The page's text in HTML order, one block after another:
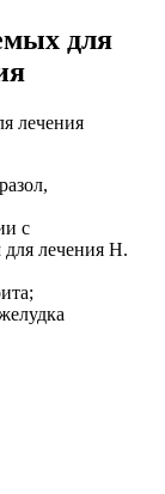
для
лечения
с
лечения H.